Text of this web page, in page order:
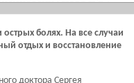
болях. На все случаи
отдых и восстановление
доктора Сергея